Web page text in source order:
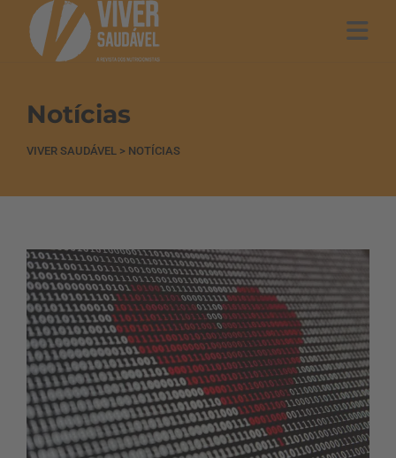
Notícias
VIVER SAUDÁVEL > NOTÍCIAS